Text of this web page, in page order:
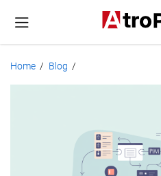
Home / Blog /
funziona